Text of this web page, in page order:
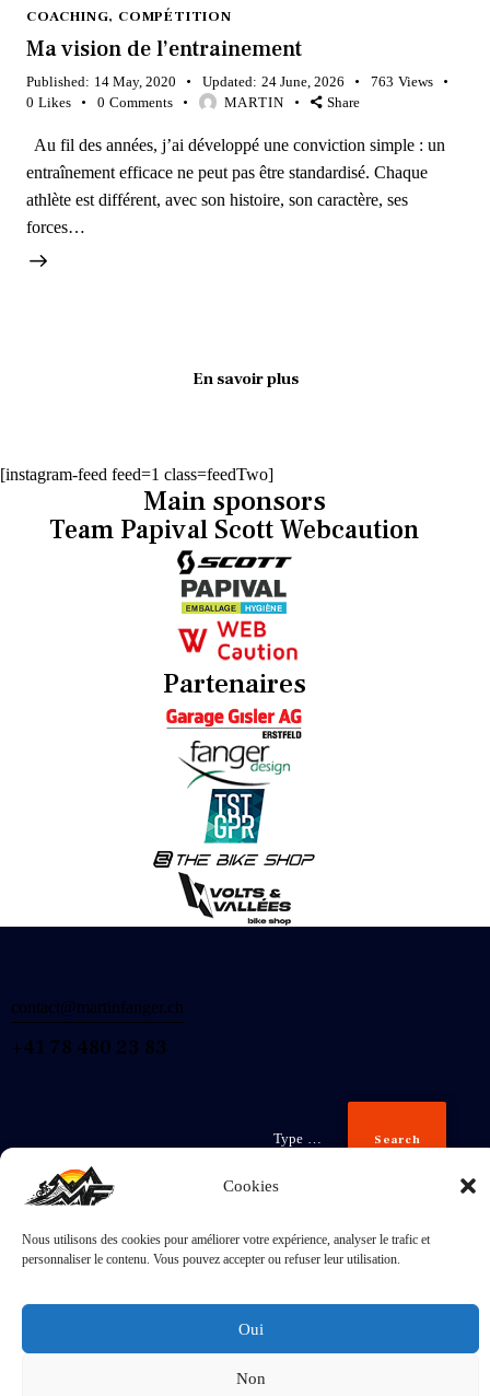
Cookies
Nous utilisons des cookies pour améliorer votre expérience, analyser le trafic et
personnaliser le contenu. Vous pouvez accepter ou refuser leur utilisation.
Oui
Non
COACHING, COMPÉTITION
Ma vision de l’entrainement
Published: 14 May, 2020 Updated: 24 June, 2026 763 Views
0 Likes 0 Comments MARTIN Share
Au fil des années, j’ai développé une conviction simple : un
entraînement efficace ne peut pas être standardisé. Chaque
athlète est différent, avec son histoire, son caractère, ses
forces…
En savoir plus
[instagram-feed feed=1 class=feedTwo]
Main sponsors
Team Papival Scott Webcaution
Partenaires
contact@martinfanger.ch
+41 78 480 23 83
Search
Inscris-
toi
J'accepte laPolitique de confidentialité.